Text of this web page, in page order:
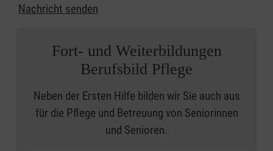
Nachricht senden
Fort- und Weiterbildungen
Berufsbild Pflege
Neben der Ersten Hilfe bilden wir Sie auch aus
für die Pflege und Betreuung von Seniorinnen
und Senioren.